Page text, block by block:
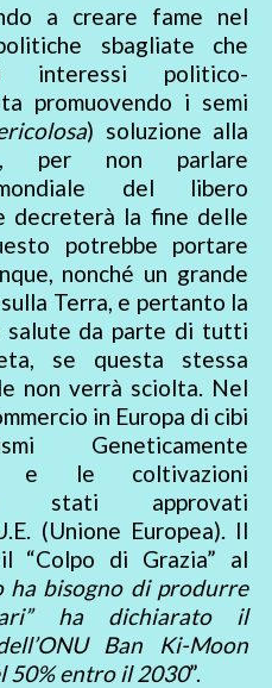
a creare fame nel
sbagliate che
interessi politico-
promuovendo i semi
) soluzione alla
per non parlare
mondiale del libero
decreterà la fine delle
potrebbe portare
nonché un grande
Terra, e pertanto la
salute da parte di tutti
se questa stessa
non verrà sciolta. Nel
in Europa di cibi
Geneticamente
e le coltivazioni
stati approvati
(Unione Europea). Il
di Grazia” al
ha bisogno di produrre
ha dichiarato il
Ban Ki-Moon
50% entro il 2030”.